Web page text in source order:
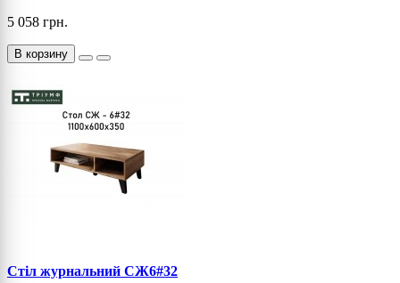
5 058 грн.
В корзину
Стіл журнальний СЖ6#32